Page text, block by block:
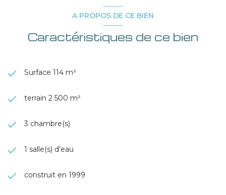
A PROPOS DE CE BIEN
Caractéristiques de ce bien
Surface 114 m²
terrain 2 500 m²
3 chambre(s)
1 salle(s) d'eau
construit en 1999